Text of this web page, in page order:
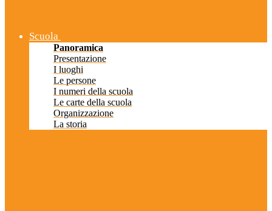
Scuola
Panoramica
Presentazione
I luoghi
Le persone
I numeri della scuola
Le carte della scuola
Organizzazione
La storia